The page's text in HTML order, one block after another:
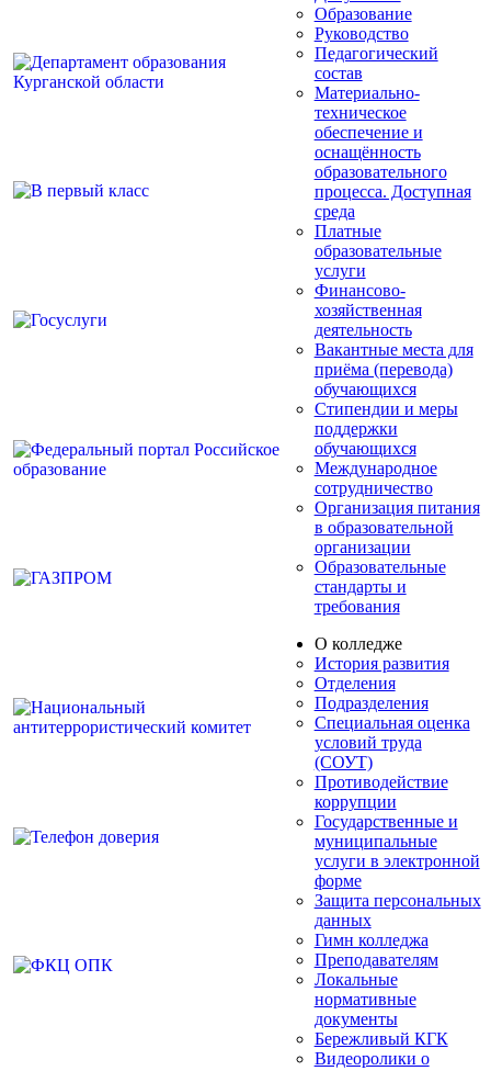
Образование
Руководство
Педагогический
состав
Материально-
техническое
обеспечение и
оснащённость
образовательного
процесса. Доступная
среда
Платные
образовательные
услуги
Финансово-
хозяйственная
деятельность
Вакантные места для
приёма (перевода)
обучающихся
Стипендии и меры
поддержки
обучающихся
Международное
сотрудничество
Организация питания
в образовательной
организации
Образовательные
стандарты и
требования
О колледже
История развития
Отделения
Подразделения
Специальная оценка
условий труда
(СОУТ)
Противодействие
коррупции
Государственные и
муниципальные
услуги в электронной
форме
Защита персональных
данных
Гимн колледжа
Преподавателям
Локальные
нормативные
документы
Бережливый КГК
Видеоролики о